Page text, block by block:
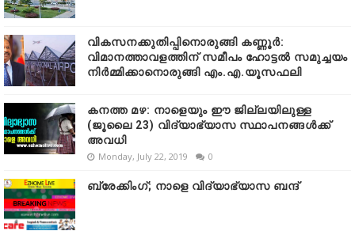
വികസനക്കുതിപ്പിനൊരുങ്ങി കണ്ണൂർ:
വിമാനത്താവളത്തിന് സമീപം ഹോട്ടൽ സമുച്ചയം
നിർമ്മിക്കാനൊരുങ്ങി എം.എ.യൂസഫലി
കനത്ത മഴ: നാളെയും ഈ ജില്ലയിലുള്ള
(ജൂലൈ 23) വിദ്യാഭ്യാസ സ്ഥാപനങ്ങൾക്ക്
അവധി
Monday, July 22, 2019 0
ബ്രേക്കിംഗ്; നാളെ വിദ്യാഭ്യാസ ബന്ദ്